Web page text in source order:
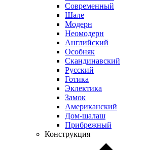
Современный
Шале
Модерн
Неомодерн
Английский
Особняк
Скандинавский
Русский
Готика
Эклектика
Замок
Американский
Дом-шалаш
Прибрежный
Конструкция